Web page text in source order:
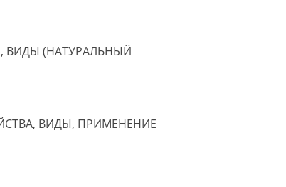
ВИДЫ (НАТУРАЛЬНЫЙ
ВИДЫ, ПРИМЕНЕНИЕ